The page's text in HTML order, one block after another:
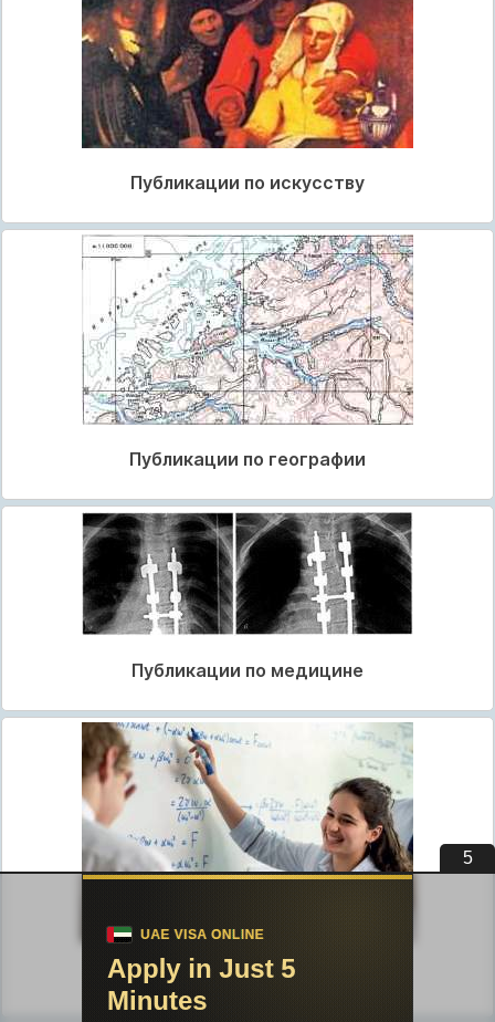
Публикации по искусству
Публикации по географии
Публикации по медицине
Публикации по педагогике
4